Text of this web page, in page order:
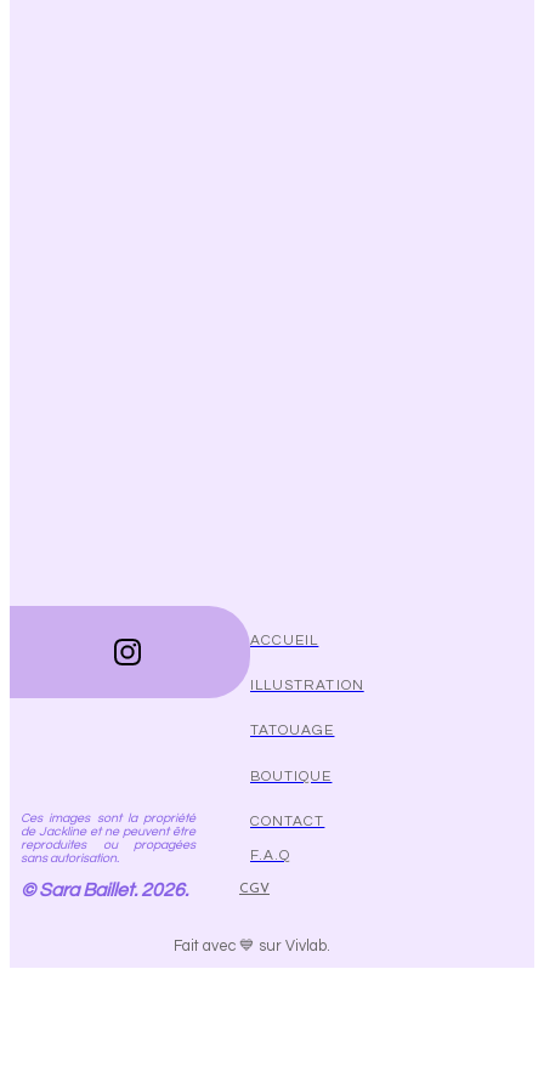
ACCUEIL
TATOUAGE
ILLUSTRATION
BOUTIQUE
CGV
F.A.Q
CONTACT
Ces images sont la propriété
de Jackline et ne peuvent être
reproduites ou propagées
sans autorisation.
© Sara Baillet. 2026.
Fait avec 💙 sur Vivlab.